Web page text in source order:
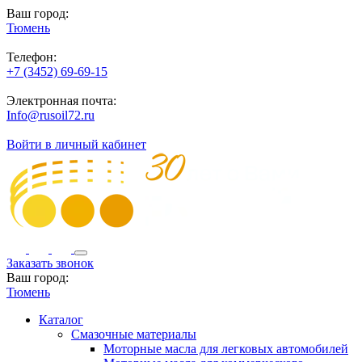
Ваш город:
Тюмень
Телефон:
+7 (3452) 69-69-15
Электронная почта:
Info@rusoil72.ru
Войти в личный кабинет
Заказать звонок
Ваш город:
Тюмень
Каталог
Смазочные материалы
Моторные масла для легковых автомобилей